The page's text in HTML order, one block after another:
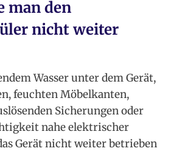
man den
nicht weiter
Wasser unter dem Gerät,
feuchten Möbelkanten,
Sicherungen oder
nahe elektrischer
Gerät nicht weiter betrieben